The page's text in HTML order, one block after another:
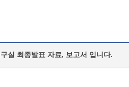
실 최종발표 자료, 보고서 입니다.